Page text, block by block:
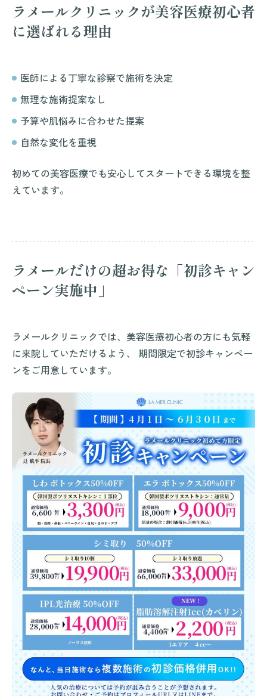
ラメールクリニックが美容医療初心者
に選ばれる理由
医師による丁寧な診察で施術を決定
無理な施術提案なし
予算や肌悩みに合わせた提案
自然な変化を重視
初めての美容医療でも安心してスタートできる環境を整
えています。
ラメールだけの超お得な「初診キャン
ペーン実施中」
ラメールクリニックでは、美容医療初心者の方にも気軽
に来院していただけるよう、 期間限定で初診キャンペー
ンをご用意しています。